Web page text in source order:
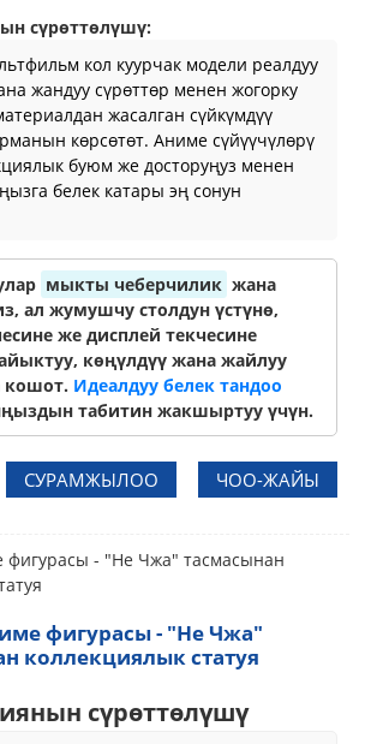
сүрөттөлүшү:
кол куурчак модели реалдуу
жандуу сүрөттөр менен жогорку
жасалган сүйкүмдүү
көрсөтөт. Аниме сүйүүчүлөрү
буюм же досторуңуз менен
белек катары эң сонун
мыкты чеберчилик жана
ал жумушчу столдун үстүнө,
же дисплей текчесине
көңүлдүү жана жайлуу
кошот. Идеалдуу белек тандоо
табитин жакшыртуу үчүн.
СУРАМЖЫЛОО ЧОО-ЖАЙЫ
фигурасы - "Не Чжа"
коллекциялык статуя
сүрөттөлүшү